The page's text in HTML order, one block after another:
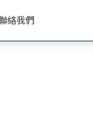
絡我們